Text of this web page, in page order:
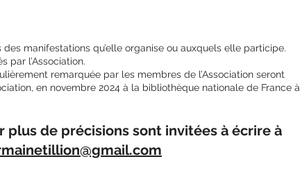
manifestations qu’elle organise ou auxquels elle participe.
par l’Association.
remarquée par les membres de l’Association seront
en novembre 2024 à la bibliothèque nationale de France à
de précisions sont invitées à écrire à